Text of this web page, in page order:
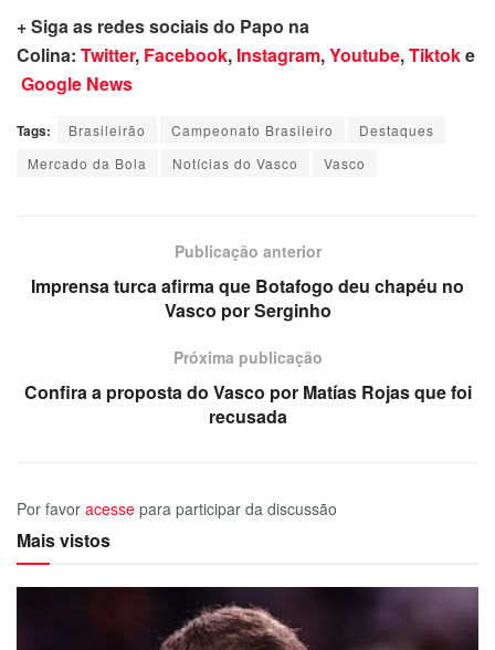
+ Siga as redes sociais do Papo na
Colina: Twitter, Facebook, Instagram,Youtube,Tiktoke
Google News
Tags: Brasileirão Campeonato Brasileiro
Destaques
Mercado da Bola
Notícias do Vasco Vasco
Publicação anterior
Imprensa turca afirma que Botafogo deu chapéu no
Vasco por Serginho
Próxima publicação
Confira a proposta do Vasco por Matías Rojas que foi
recusada
Por favor acesse para participar da discussão
Mais vistos